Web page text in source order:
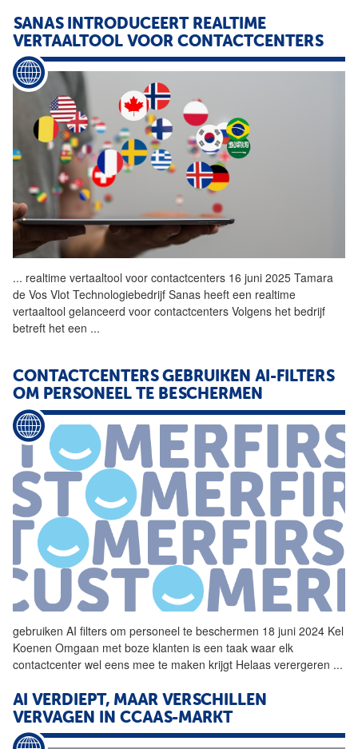
SANAS INTRODUCEERT REALTIME
VERTAALTOOL VOOR CONTACTCENTERS
... realtime vertaaltool voor contactcenters 16 juni 2025 Tamara
de Vos Vlot Technologiebedrijf Sanas heeft een realtime
vertaaltool gelanceerd voor contactcenters Volgens het bedrijf
betreft het een ...
CONTACTCENTERS GEBRUIKEN AI-FILTERS
OM PERSONEEL TE BESCHERMEN
gebruiken AI filters om personeel te beschermen 18 juni 2024 Kel
Koenen Omgaan met boze klanten is een taak waar elk
contactcenter wel eens mee te maken krijgt Helaas verergeren ...
AI VERDIEPT, MAAR VERSCHILLEN
VERVAGEN IN CCAAS-MARKT